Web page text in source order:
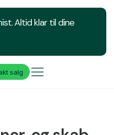
Altid klar til dine
salg